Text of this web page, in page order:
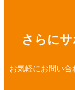
さらに
お気軽にお問い